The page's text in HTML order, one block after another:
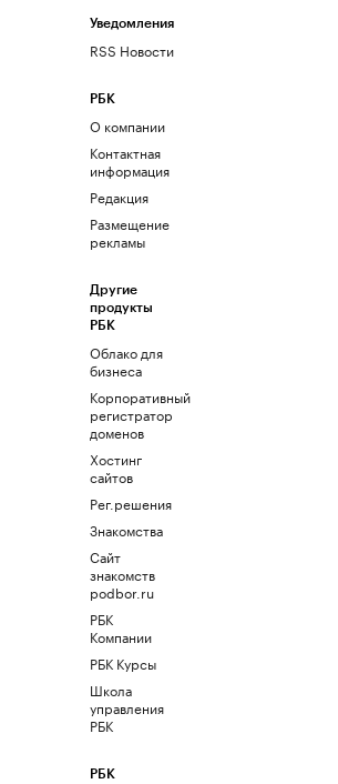
Уведомления
RSS Новости
РБК
О компании
Контактная
информация
Редакция
Размещение
рекламы
Другие
продукты
РБК
Облако для
бизнеса
Корпоративный
регистратор
доменов
Хостинг
сайтов
Рег.решения
Знакомства
Сайт
знакомств
podbor.ru
РБК
Компании
РБК Курсы
Школа
управления
РБК
РБК